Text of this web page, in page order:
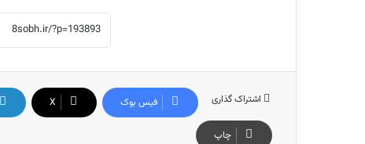
اشتراک گذاری فیس بوک X
چاپ